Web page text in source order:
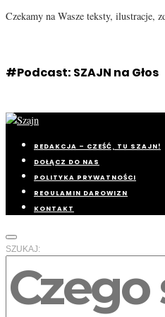
Czekamy na Wasze teksty, ilustracje,
#Podcast: SZAJN na Głos
REDAKCJA – CZEŚĆ, TU SZAJN!
DOŁĄCZ DO NAS
POLITYKA PRYWATNOŚCI
REGULAMIN DAROWIZN
KONTAKT
SZUKAJ: